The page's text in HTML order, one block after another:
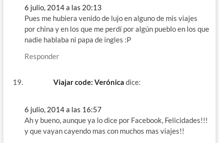
6 julio, 2014 a las 20:13
Pues me hubiera venido de lujo en alguno de mis viajes
por china y en los que me perdí por algún pueblo en los que
nadie hablaba ni papa de ingles :P
Responder
Viajar code: Verónica dice:
6 julio, 2014 a las 16:57
Ah y bueno, aunque ya lo dice por Facebook, Felicidades!!!
y que vayan cayendo mas con muchos mas viajes!!